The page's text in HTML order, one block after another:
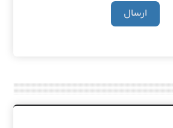
ارسال